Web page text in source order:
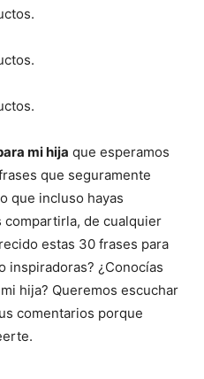
mi hija que esperamos
que seguramente
que incluso hayas
de cualquier
estas 30 frases para
inspiradoras? ¿Conocías
hija? Queremos escuchar
comentarios porque